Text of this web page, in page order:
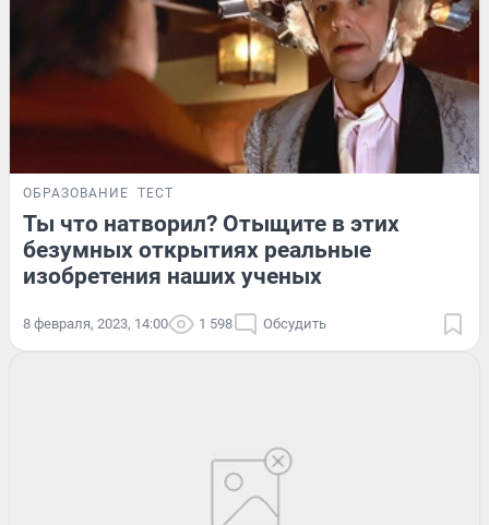
ОБРАЗОВАНИЕ ТЕСТ
Ты что натворил? Отыщите в этих
безумных открытиях реальные
изобретения наших ученых
8 февраля, 2023, 14:00 1 598 Обсудить